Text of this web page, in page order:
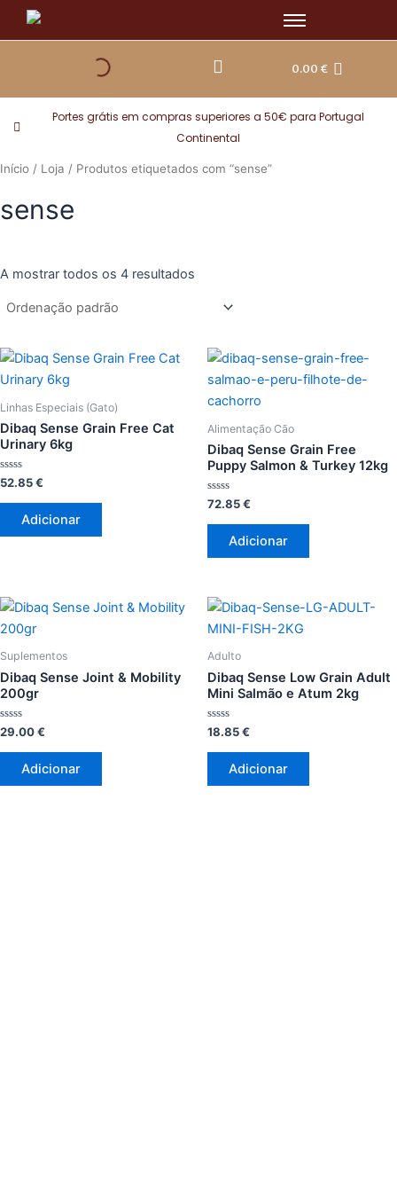
0.00€
Portes grátis em compras superiores a 50€ para Portugal
Continental
Início / Loja / Produtos etiquetados com “sense”
sense
A mostrar todos os 4 resultados
Linhas Especiais (Gato)
Dibaq Sense Grain Free Cat
Urinary 6kg
Avaliação
de
52.85€
Adicionar
Alimentação Cão
Dibaq Sense Grain Free
Puppy Salmon & Turkey 12kg
Avaliação
de
72.85€
Adicionar
Suplementos
Dibaq Sense Joint & Mobility
200gr
Avaliação
0
de
29.00€
Adicionar
Adulto
Dibaq Sense Low Grain Adult
Mini Salmão e Atum 2kg
Avaliação
0
de
18.85€
Adicionar